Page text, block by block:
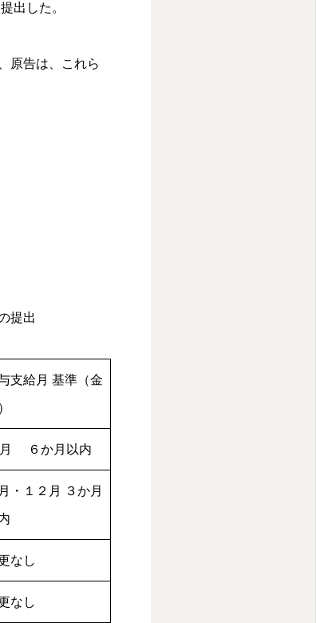
出した。
原告は、これら
提出
支給月 基準（金
６か月以内
・１２月 ３か月
なし
なし